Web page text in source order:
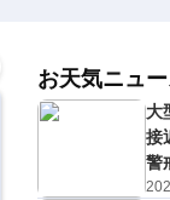
7
お天気ニュ
大
接
警